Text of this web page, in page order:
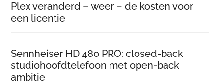
Plex veranderd – weer – de kosten voor
een licentie
Sennheiser HD 480 PRO: closed-back
studiohoofdtelefoon met open-back
ambitie